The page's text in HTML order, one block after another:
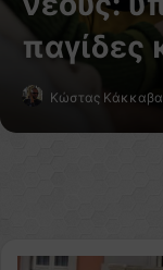
παγίδες
Κώστας